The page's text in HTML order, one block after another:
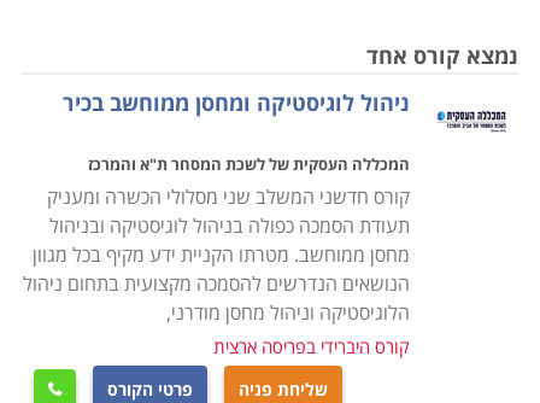
הלימודים בקורס ניהול מחסן הינם מקצועיים ביותר,
במסגרת הקורס יועברו שיעורים במגוון נושאים: מבנה
הארגון, רכישה ומכירה של סחורות, כללי היבוא והיצוא,
אחזקת מלאי, ניהול המערך האנושי במחסני החברה, מושגי
יסוד מקצועיים בתחום הלוגיסטיקה הארגונית, הכרת סוגי
התוכנות השונות לניהול מלאי ועוד נושאים רבים בתחום זה.
הקורס אינו מצריך כל ידע מוקדם ועל כן מתאים הן לחיילים
משוחררים שעסקו באפסנאות בצבא, או לחסרי ניסיון הרוצים
נמצא קורס אחד
ניהול לוגיסטיקה ומחסן ממוחשב בכיר
המכללה העסקית של לשכת המסחר ת"א והמרכז
קורס חדשני המשלב שני מסלולי הכשרה ומעניק
תעודת הסמכה כפולה בניהול לוגיסטיקה ובניהול
מחסן ממוחשב. מטרתו הקניית ידע מקיף בכל מגוון
הנושאים הנדרשים להסמכה מקצועית בתחום ניהול
הלוגיסטיקה וניהול מחסן מודרני,
קורס היברידי בפריסה ארצית
שליחת פניה פרטי הקורס 